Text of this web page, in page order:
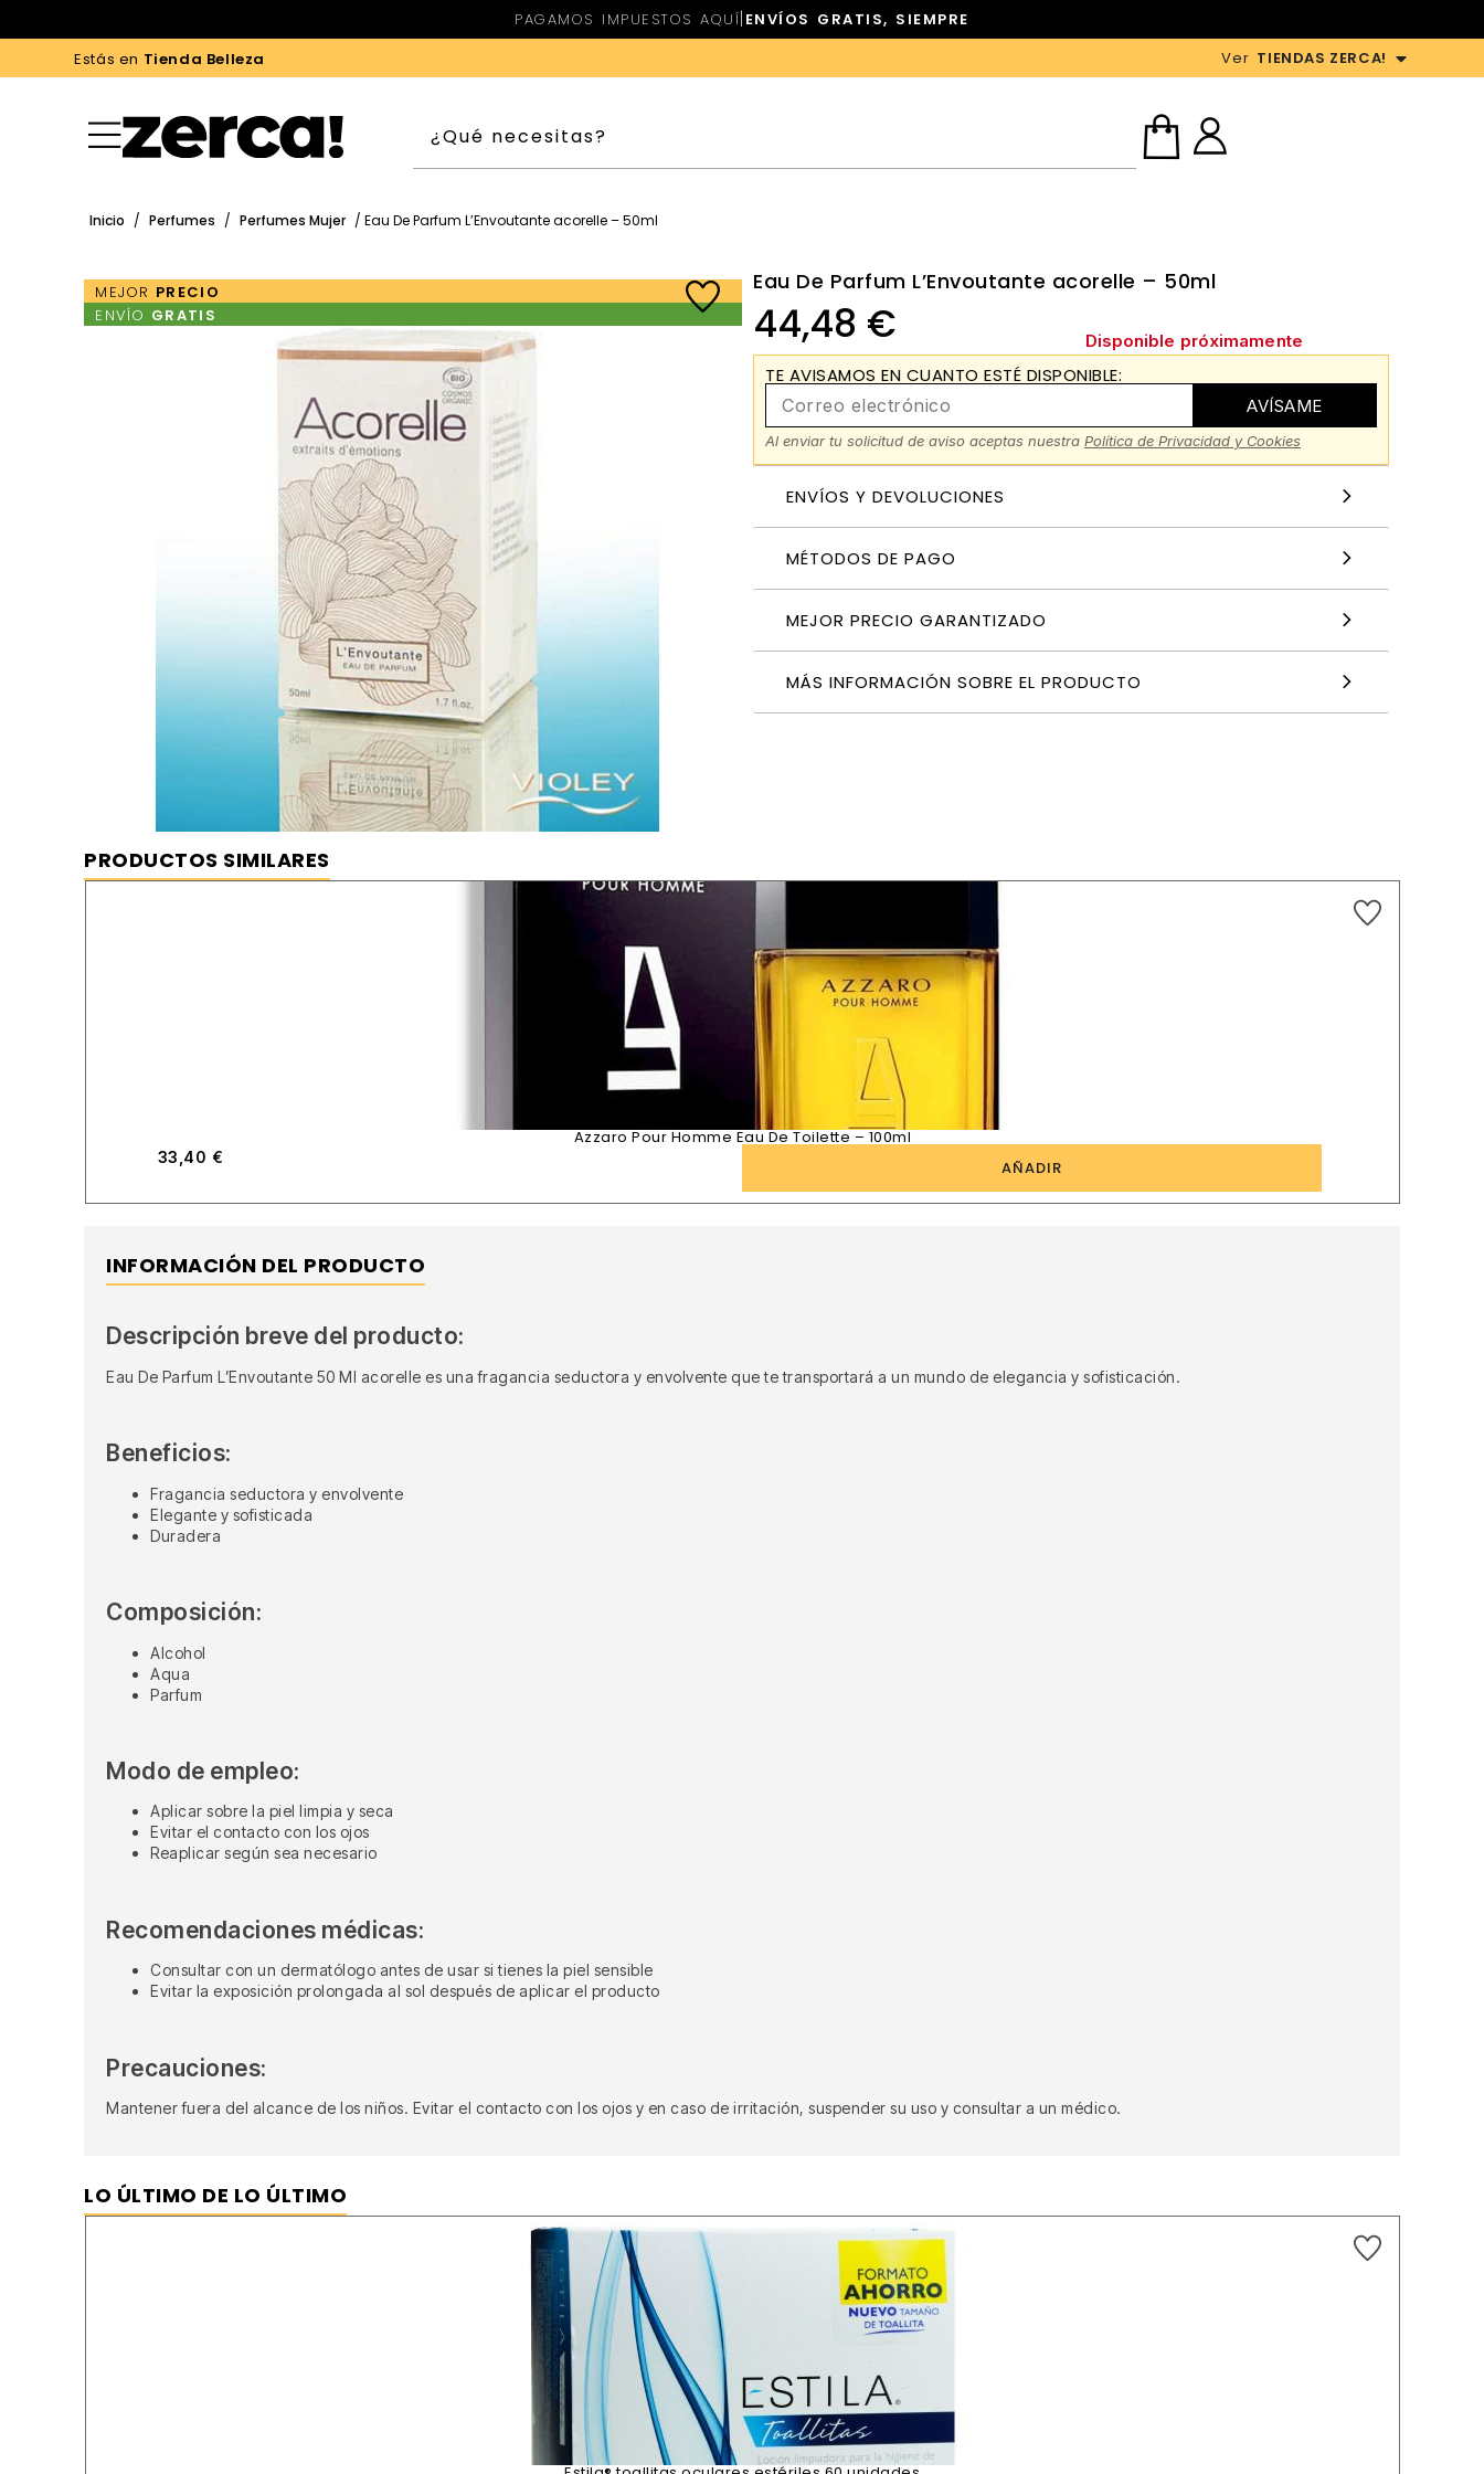
PAGAMOS IMPUESTOS AQUÍ| ENVÍOS GRATIS, SIEMPRE
Estás en Tienda Belleza Ver TIENDAS ZERCA!
Inicio / Perfumes / Perfumes Mujer / Eau De Parfum L’Envoutante acorelle – 50ml
MEJOR PRECIO
ENVÍO GRATIS
Eau De Parfum L’Envoutante acorelle – 50ml
44,48 € Disponible próximamente
TE AVISAMOS EN CUANTO ESTÉ DISPONIBLE:
AVÍSAME
Al enviar tu solicitud de aviso aceptas nuestra Política de Privacidad y Cookies
ENVÍOS Y DEVOLUCIONES
MÉTODOS DE PAGO
MEJOR PRECIO GARANTIZADO
MÁS INFORMACIÓN SOBRE EL PRODUCTO
PRODUCTOS SIMILARES
Azzaro Pour Homme Eau De Toilette – 100ml
33,40 €
AÑADIR
INFORMACIÓN DEL PRODUCTO
Descripción breve del producto:
Eau De Parfum L’Envoutante 50 Ml acorelle es una fragancia seductora y envolvente que te transportará a un mundo de elegancia y sofisticación.
Beneficios:
Fragancia seductora y envolvente
Elegante y sofisticada
Duradera
Composición:
Alcohol
Aqua
Parfum
Modo de empleo:
Aplicar sobre la piel limpia y seca
Evitar el contacto con los ojos
Reaplicar según sea necesario
Recomendaciones médicas:
Consultar con un dermatólogo antes de usar si tienes la piel sensible
Evitar la exposición prolongada al sol después de aplicar el producto
Precauciones:
Mantener fuera del alcance de los niños. Evitar el contacto con los ojos y en caso de irritación, suspender su uso y consultar a un médico.
LO ÚLTIMO DE LO ÚLTIMO